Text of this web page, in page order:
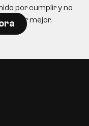
por cumplir y no
decidir mejor.